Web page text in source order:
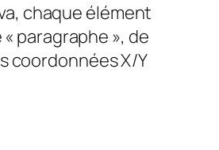
chaque élément
paragraphe », de
coordonnées X/Y